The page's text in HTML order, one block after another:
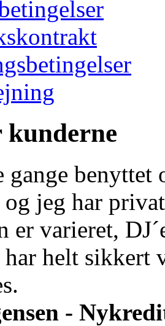
kunderne
gange benyttet
og jeg har
er varieret,
helt sikkert
-